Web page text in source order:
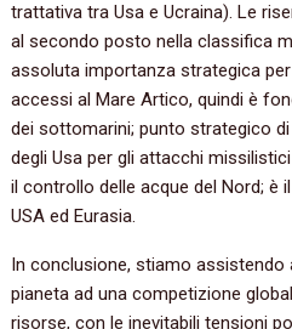
trattativa tra Usa e Ucraina). Le
al secondo posto nella classifica
assoluta importanza strategica
accessi al Mare Artico, quindi è
dei sottomarini; punto strategico
degli Usa per gli attacchi
il controllo delle acque del Nord; è
USA ed Eurasia.
In conclusione, stiamo assistendo
pianeta ad una competizione
risorse, con le inevitabili tensioni